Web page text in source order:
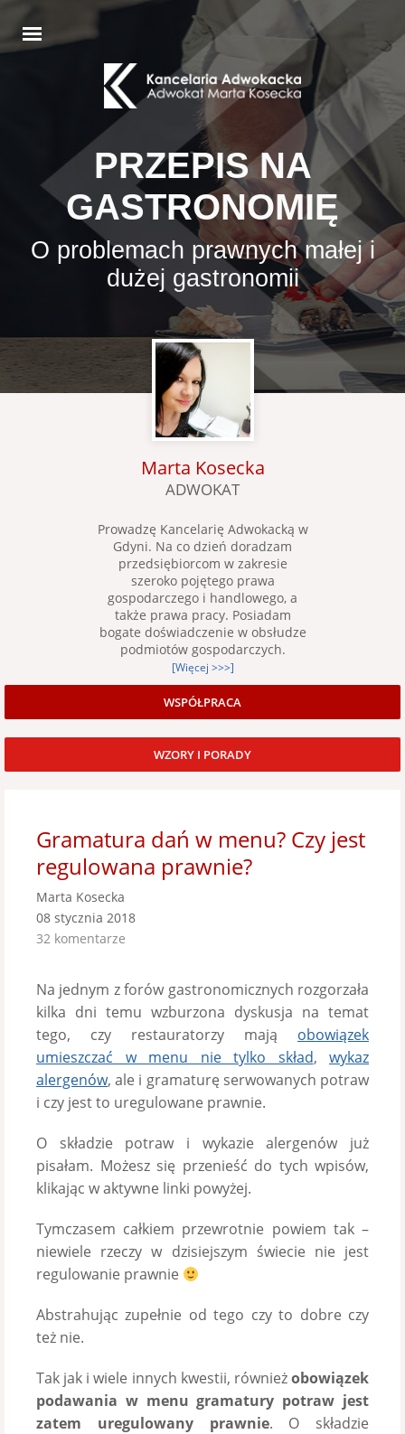
PRZEPIS NA
GASTRONOMIĘ
O problemach prawnych małej i
dużej gastronomii
Marta Kosecka
ADWOKAT
Prowadzę Kancelarię Adwokacką w
Gdyni. Na co dzień doradzam
przedsiębiorcom w zakresie
szeroko pojętego prawa
gospodarczego i handlowego, a
także prawa pracy. Posiadam
bogate doświadczenie w obsłudze
podmiotów gospodarczych.
[Więcej >>>]
WSPÓŁPRACA
WZORY I PORADY
Gramatura dań w menu? Czy jest
regulowana prawnie?
Marta Kosecka
08 stycznia 2018
32 komentarze
Na jednym z forów gastronomicznych rozgorzała
kilka dni temu wzburzona dyskusja na temat
tego, czy restauratorzy mają obowiązek
umieszczać w menu nie tylko skład, wykaz
alergenów, ale i gramaturę serwowanych potraw
i czy jest to uregulowane prawnie.
O składzie potraw i wykazie alergenów już
pisałam. Możesz się przenieść do tych wpisów,
klikając w aktywne linki powyżej.
Tymczasem całkiem przewrotnie powiem tak –
niewiele rzeczy w dzisiejszym świecie nie jest
regulowanie prawnie
Abstrahując zupełnie od tego czy to dobre czy
też nie.
Tak jak i wiele innych kwestii, równieżobowiązek
podawania w menu gramatury potraw jest
zatem uregulowany prawnie. O składzie